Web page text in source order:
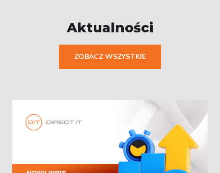
Aktualności
ZOBACZ WSZYSTKIE